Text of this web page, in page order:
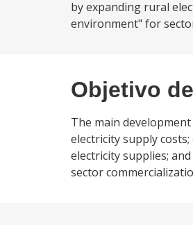
by expanding rural
environment" for
Objetivo
The main
electricity supply
electricity supplies;
sector